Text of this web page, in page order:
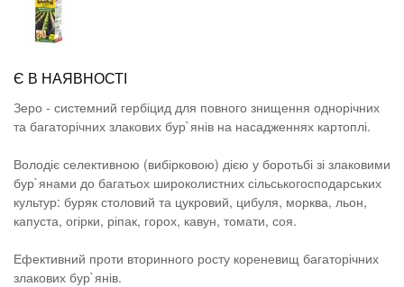
Є В НАЯВНОСТІ
Зеро - системний гербіцид для повного знищення однорічних
та багаторічних злакових бур`янів на насадженнях картоплі.
Володіє селективною (вибірковою) дією у боротьбі зі злаковими
бур`янами до багатьох широколистних сільськогосподарських
культур: буряк столовий та цукровий, цибуля, морква, льон,
капуста, огірки, ріпак, горох, кавун, томати, соя.
Ефективний проти вторинного росту кореневищ багаторічних
злакових бур`янів.